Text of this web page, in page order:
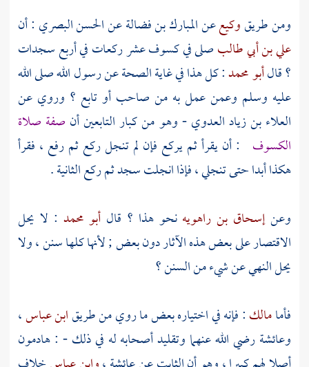
ومن طريقوكيععنالمبارك بن فضالةعنالحسن البصري : أن
علي بن أبي طالبصلى في كسوف عشر ركعات في أربع سجدات
؟ قالأبو محمد: كل هذا في غاية الصحة عن رسول الله صلى الله
عليه وسلم وعمن عمل به من صاحب أو تابع ؟ وروي عن
العلاء بن زياد العدوي- وهو من كبار التابعين أن صفة صلاة
الكسوف : أن يقرأ ثم يركع فإن لم تنجل ركع ثم رفع ، فقرأ
هكذا أبدا حتى تنجلي ، فإذا انجلت سجد ثم ركع الثانية .
وعنإسحاق بن راهويهنحو هذا ؟ قال أبو محمد : لا يحل
الاقتصار على بعض هذه الآثار دون بعض ; لأنها كلها سنن ، ولا
يحل النهي عن شيء من السنن ؟
فأمامالك: فإنه في اختياره بعض ما روي من طريقابن عباس،
وعائشةرضي الله عنهما وتقليد أصحابه له في ذلك - : هادمون